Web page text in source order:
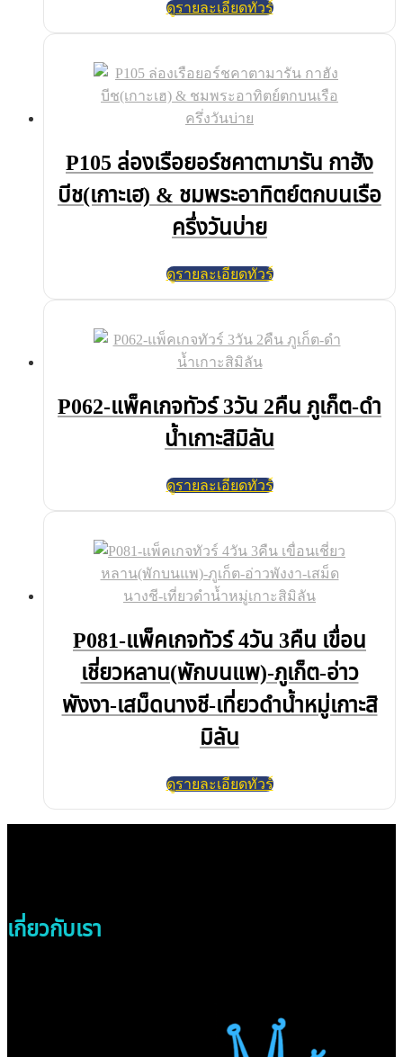
ดูรายละเอียดทัวร์
P105 ล่องเรือยอร์ชคาตามารัน กาฮัง
บีช(เกาะเฮ) & ชมพระอาทิตย์ตกบนเรือ
ครึ่งวันบ่าย
ดูรายละเอียดทัวร์
P062-แพ็คเกจทัวร์ 3วัน 2คืน ภูเก็ต-ดำ
น้ำเกาะสิมิลัน
ดูรายละเอียดทัวร์
P081-แพ็คเกจทัวร์ 4วัน 3คืน เขื่อน
เชี่ยวหลาน(พักบนแพ)-ภูเก็ต-อ่าว
พังงา-เสม็ดนางชี-เที่ยวดำน้ำหมู่เกาะสิ
มิลัน
ดูรายละเอียดทัวร์
เกี่ยวกับเรา